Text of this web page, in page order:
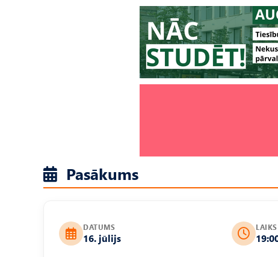
Pasākums
DATUMS
16. jūlijs
LAIKS